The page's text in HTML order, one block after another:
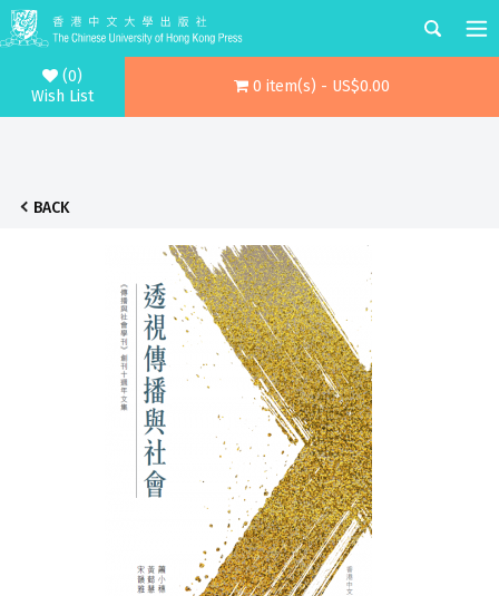
(0)
Wish List
0 item(s) - US$0.00
BACK